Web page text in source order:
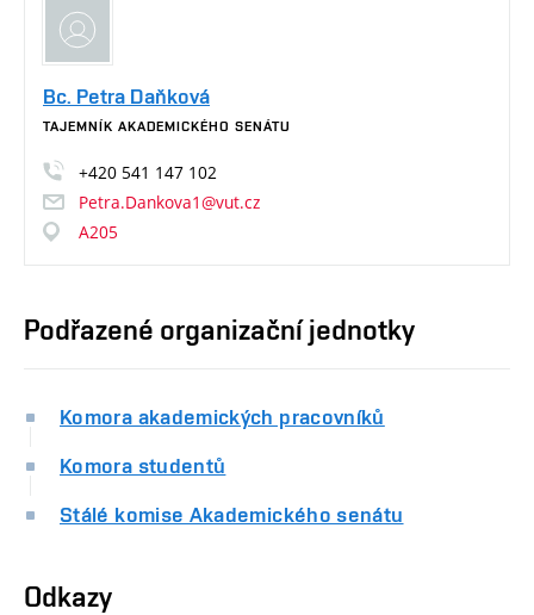
Bc. Petra Daňková
TAJEMNÍK AKADEMICKÉHO SENÁTU
+420 541 147 102
Petra.Dankova1@vut.cz
A205
Podřazené organizační jednotky
Komora akademických pracovníků
Komora studentů
Stálé komise Akademického senátu
Odkazy